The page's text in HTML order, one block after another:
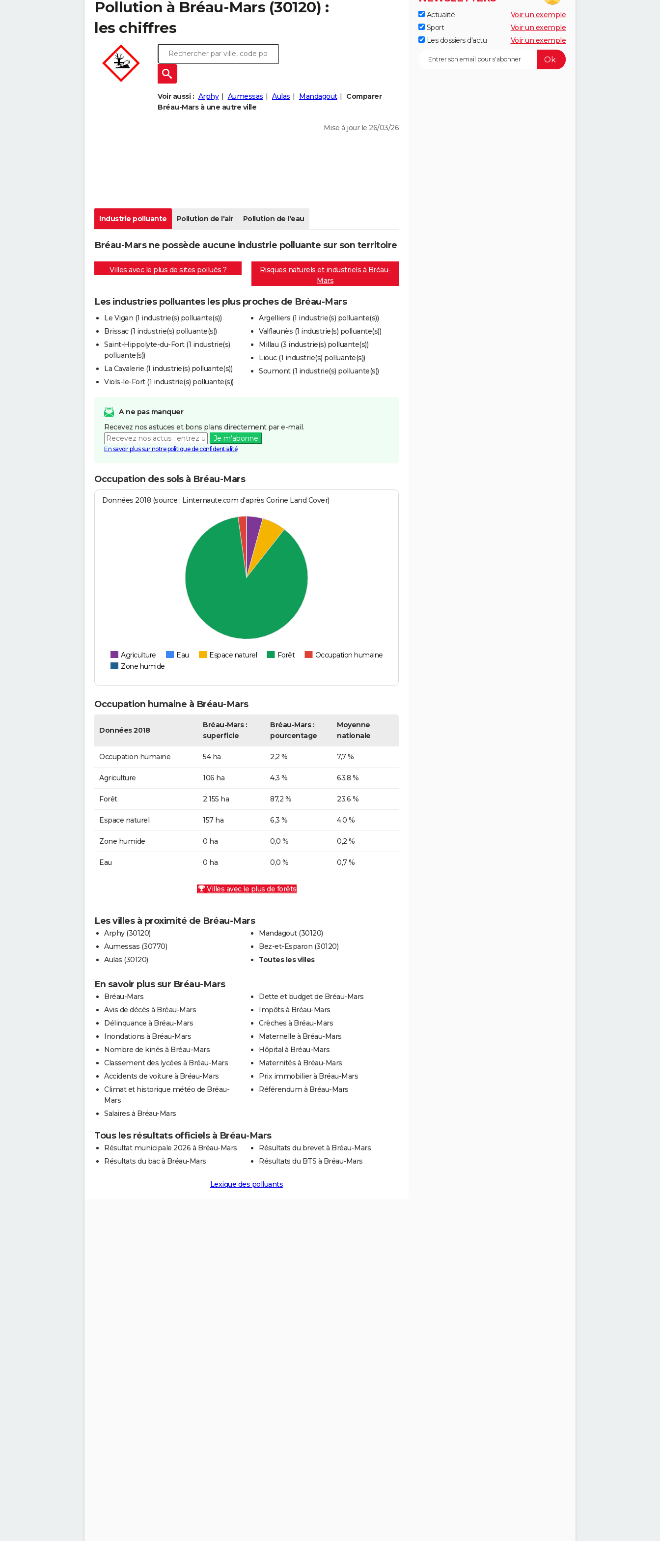
Pollution à Bréau-Mars (30120) :
les chiffres
Voir aussi : Arphy Aumessas Aulas Mandagout
Comparer
Bréau-Mars à une autre ville
Mise à jour le 26/03/26
Industrie polluante Pollution de l'air Pollution de l'eau
Bréau-Mars ne possède aucune industrie polluante sur son territoire
Villes avec le plus de sites pollués ?
Risques naturels et industriels à Bréau-
Mars
Les industries polluantes les plus proches de Bréau-Mars
Le Vigan (1 industrie(s) polluante(s))
Brissac (1 industrie(s) polluante(s))
Saint-Hippolyte-du-Fort (1 industrie(s)
polluante(s))
La Cavalerie (1 industrie(s) polluante(s))
Viols-le-Fort (1 industrie(s) polluante(s))
Argelliers (1 industrie(s) polluante(s))
Valflaunès (1 industrie(s) polluante(s))
Millau (3 industrie(s) polluante(s))
Liouc (1 industrie(s) polluante(s))
Soumont (1 industrie(s) polluante(s))
A ne pas manquer
Recevez nos astuces et bons plans directement par e-mail.
Je m'abonne
En savoir plus sur notre politique de confidentialité
Occupation des sols à Bréau-Mars
Données 2018 (source : Linternaute.com d'après Corine Land Cover)
Agriculture Eau Espace naturel Forêt
Occupation humaine
Zone humide
Occupation humaine à Bréau-Mars
Données 2018
Bréau-Mars :
superficie
Bréau-Mars :
pourcentage
Moyenne
nationale
Occupation humaine 54 ha 2,2 % 7,7 %
Agriculture 106 ha 4,3 % 63,8 %
Forêt 2 155 ha 87,2 % 23,6 %
Espace naturel 157 ha 6,3 % 4,0 %
Zone humide 0 ha 0,0 % 0,2 %
Eau 0 ha 0,0 % 0,7 %
Villes avec le plus de forêts
Les villes à proximité de Bréau-Mars
Arphy (30120)
Aumessas (30770)
Aulas (30120)
Mandagout (30120)
Bez-et-Esparon (30120)
Toutes les villes
En savoir plus sur Bréau-Mars
Bréau-Mars
Avis de décès à Bréau-Mars
Délinquance à Bréau-Mars
Inondations à Bréau-Mars
Nombre de kinés à Bréau-Mars
Classement des lycées à Bréau-Mars
Accidents de voiture à Bréau-Mars
Climat et historique météo de Bréau-
Mars
Salaires à Bréau-Mars
Dette et budget de Bréau-Mars
Impôts à Bréau-Mars
Crèches à Bréau-Mars
Maternelle à Bréau-Mars
Hôpital à Bréau-Mars
Maternités à Bréau-Mars
Prix immobilier à Bréau-Mars
Référendum à Bréau-Mars
Tous les résultats officiels à Bréau-Mars
Résultat municipale 2026 à Bréau-Mars
Résultats du bac à Bréau-Mars
Résultats du brevet à Bréau-Mars
Résultats du BTS à Bréau-Mars
Lexique des polluants
Actualité
Voir un exemple
Sport
Voir un exemple
Les dossiers d'actu
Voir un exemple